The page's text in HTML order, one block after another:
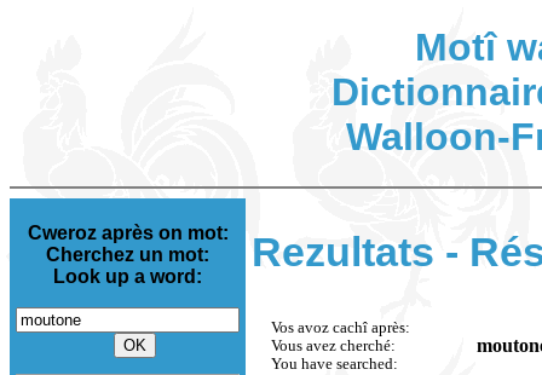
Motî
Walloon-
Cweroz après on mot:
Cherchez un mot:
Look up a word:
Rezultats -
Vos avoz cachî après:
Vous avez cherché:
You have searched: